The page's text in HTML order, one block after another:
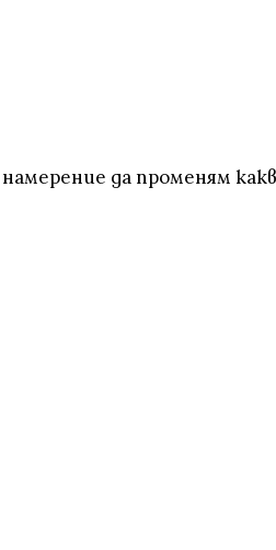
да променям